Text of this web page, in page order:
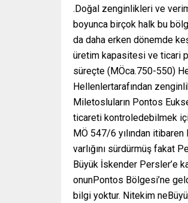
.Doğal zenginlikleri ve
boyunca birçok halk bu
da daha erken dönemde
üretim kapasitesi ve ticari
süreçte (MÖca.750-550)
Hellenlertarafından
Miletosluların Pontos
ticareti kontroledebilmek
MÖ 547/6 yılından
varlığını sürdürmüş fakat
Büyük İskender Persler’e
onunPontos Bölgesi’ne
bilgi yoktur. Nitekim